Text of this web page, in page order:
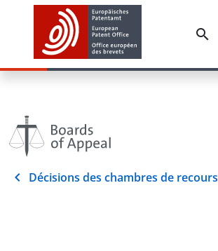
Décisions des chambres de recours